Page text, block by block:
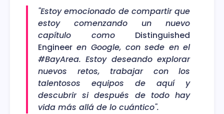
"Estoy emocionado de compartir que
estoy comenzando un nuevo
capítulo como Distinguished
Engineer en Google, con sede en el
#BayArea. Estoy deseando explorar
nuevos retos, trabajar con los
talentosos equipos de aquí y
descubrir si después de todo hay
vida más allá de lo cuántico".